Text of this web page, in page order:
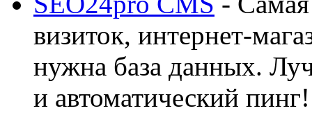
визиток, интернет-
нужна база данных.
и автоматический пинг!